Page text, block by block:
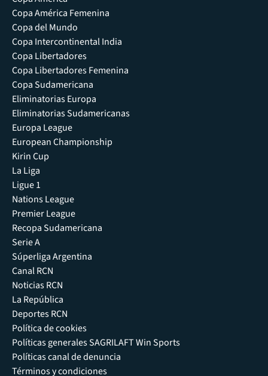
Copa América Femenina
Copa del Mundo
Copa Intercontinental India
Copa Libertadores
Copa Libertadores Femenina
Copa Sudamericana
Eliminatorias Europa
Eliminatorias Sudamericanas
Europa League
European Championship
Kirin Cup
La Liga
Ligue 1
Nations League
Premier League
Recopa Sudamericana
Serie A
Súperliga Argentina
Canal RCN
Noticias RCN
La República
Deportes RCN
Política de cookies
Políticas generales SAGRILAFT Win Sports
Políticas canal de denuncia
Términos y condiciones